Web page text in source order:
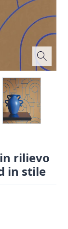
rilievo
in stile